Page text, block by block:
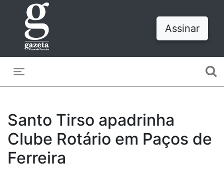
Assinar
Santo Tirso apadrinha
Clube Rotário em Paços de
Ferreira